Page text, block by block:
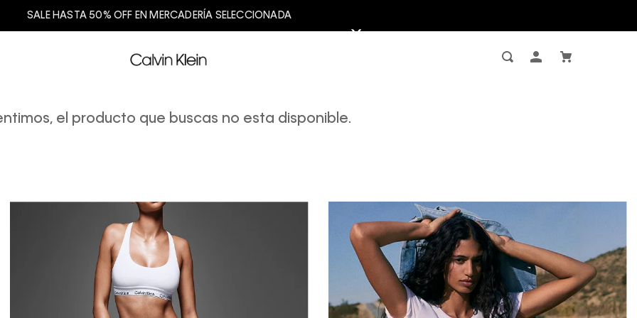
SALE HASTA 50% OFF EN MERCADERÍA SELECCIONADA
el producto que buscas no esta disponible.